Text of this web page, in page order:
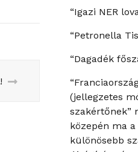
“Igazi NER
“Petronella
“Dagadék
(jellegzetes
szakértőnek”
közepén ma
különösebb